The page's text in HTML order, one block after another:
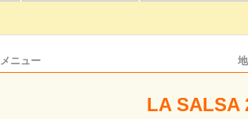
メニュー
LA SALSA